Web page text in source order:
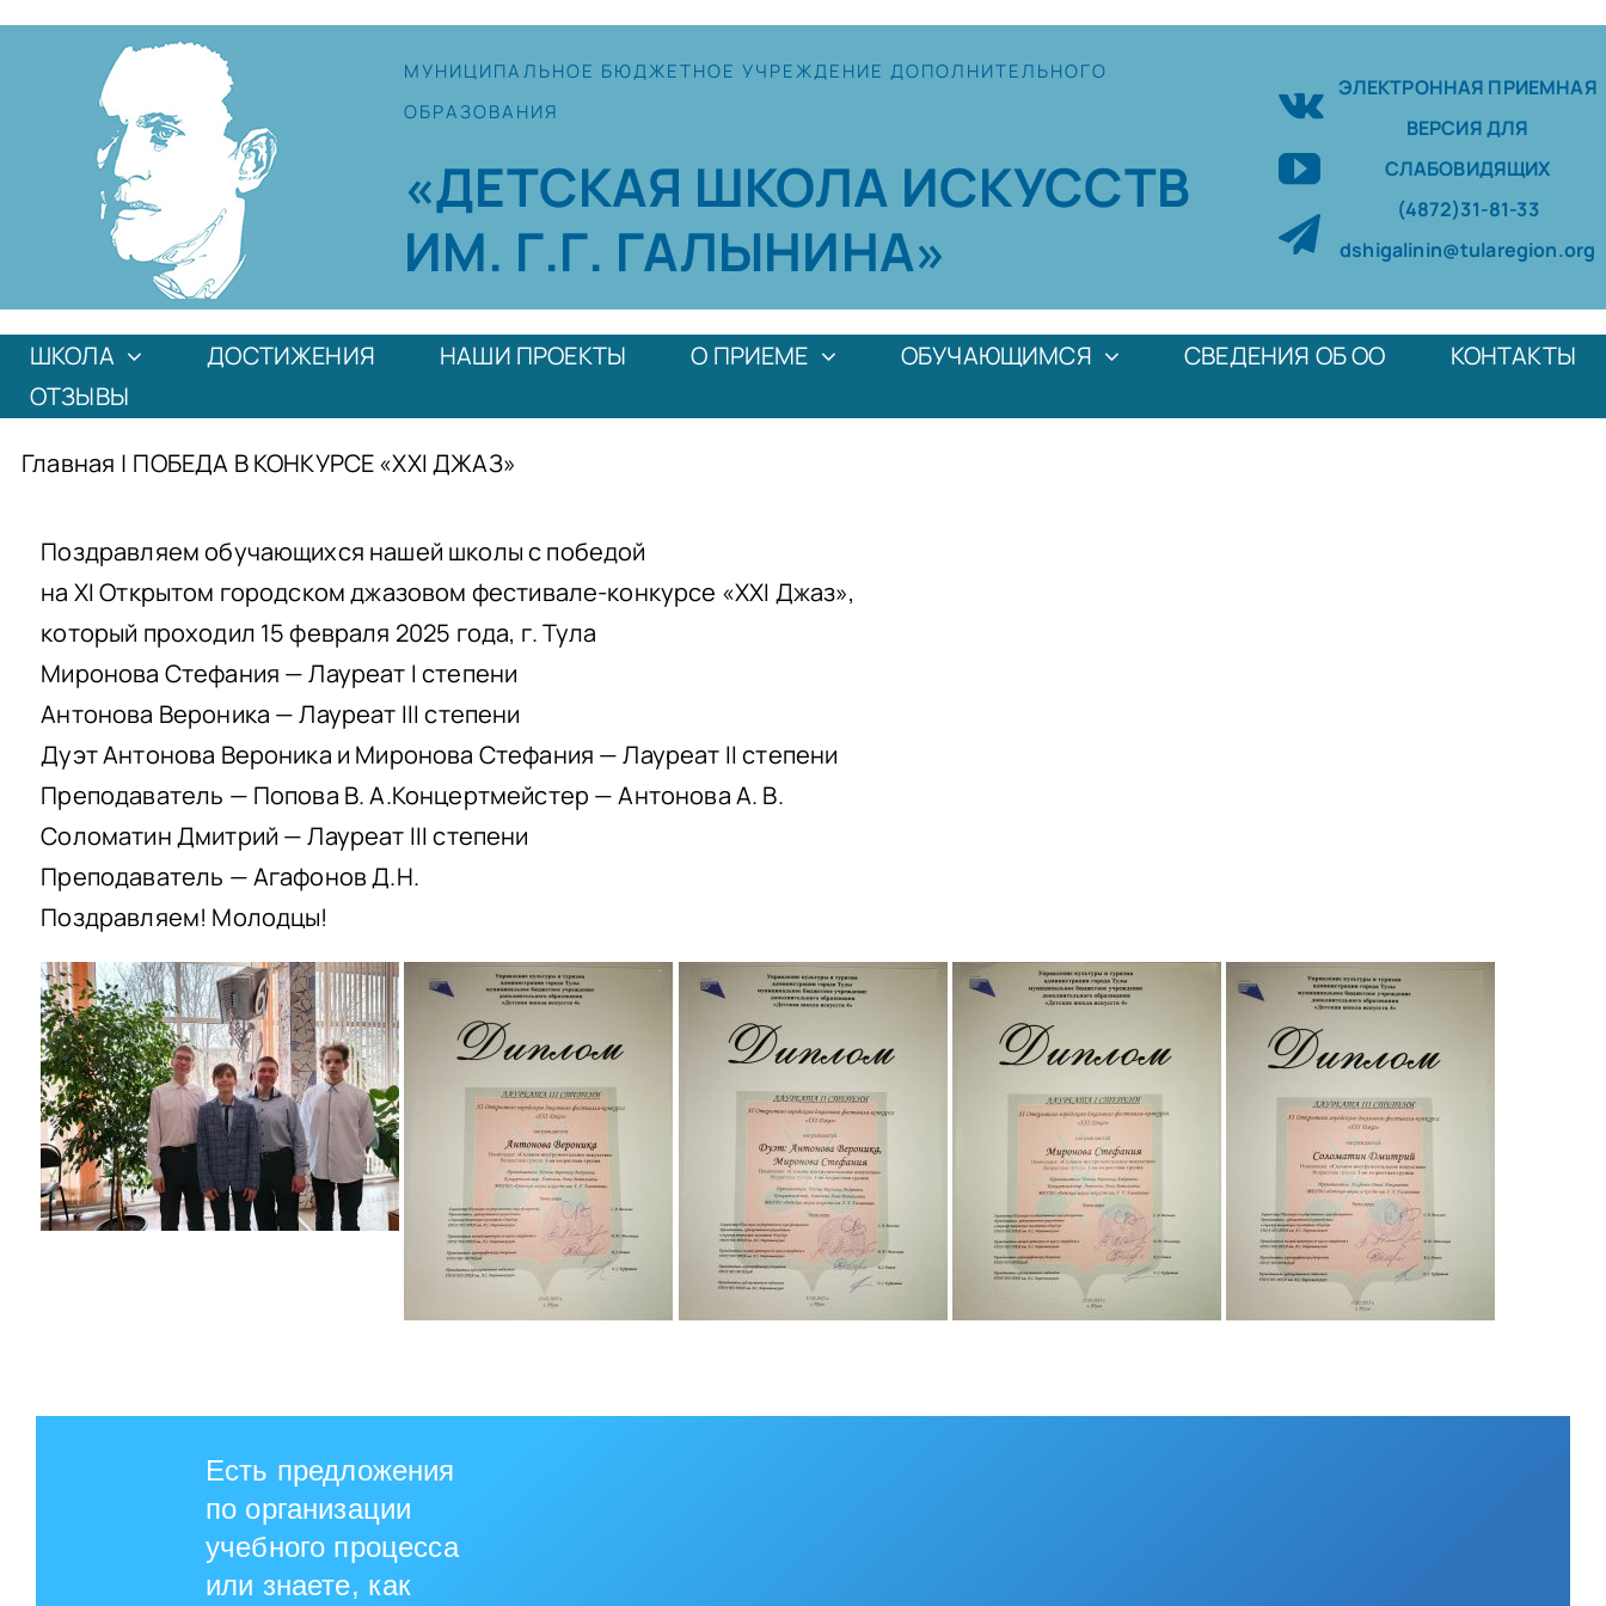
Skip
МУНИЦИПАЛЬНОЕ БЮДЖЕТНОЕ УЧРЕЖДЕНИЕДОПОЛНИТЕЛЬНОГО
ОБРАЗОВАНИЯ
«ДЕТСКАЯ ШКОЛА ИСКУССТВ
ИМ. Г.Г. ГАЛЫНИНА»
ЭЛЕКТРОННАЯ ПРИЕМНАЯ
ВЕРСИЯ ДЛЯ
СЛАБОВИДЯЩИХ
(4872)31-81-33
dshigalinin@tularegion.org
ШКОЛА ДОСТИЖЕНИЯ НАШИ ПРОЕКТЫ О ПРИЕМЕ ОБУЧАЮЩИМСЯ СВЕДЕНИЯ ОБ ОО
КОНТАКТЫ
ОТЗЫВЫ
Главная | ПОБЕДА В КОНКУРСЕ «XXI ДЖАЗ»
Поздравляем обучающихся нашей школы с победой
на XI Открытом городском джазовом фестивале-конкурсе «XXI Джаз»,
который проходил 15 февраля 2025 года, г. Тула
Миронова Стефания — Лауреат I степени
Антонова Вероника — Лауреат III степени
Дуэт Антонова Вероника и Миронова Стефания — Лауреат II степени
Преподаватель — Попова В. А.Концертмейстер — Антонова А. В.
Соломатин Дмитрий — Лауреат III степени
Преподаватель — Агафонов Д.Н.
Поздравляем! Молодцы!
Есть предложения
по организации
учебного процесса
или знаете, как